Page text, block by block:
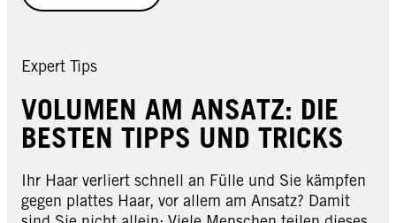
Expert Tips
VOLUMEN AM ANSATZ: DIE
BESTEN TIPPS UND TRICKS
Ihr Haar verliert schnell an Fülle und Sie kämpfen
gegen plattes Haar, vor allem am Ansatz? Damit